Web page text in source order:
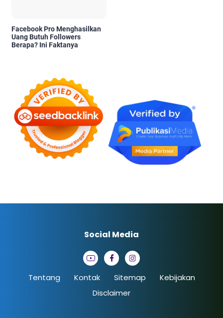
Facebook Pro Menghasilkan
Uang Butuh Followers
Berapa? Ini Faktanya
Tentang Kontak Sitemap
Kebijakan
Disclaimer
Social Media